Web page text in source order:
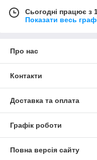
Сьогодні працює з
Показати весь
Про нас
Контакти
Доставка та оплата
Графік роботи
Повна версія сайту